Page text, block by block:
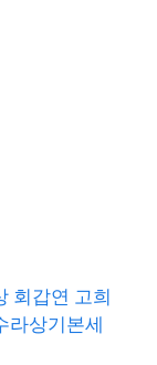
회갑연 고희
라상기본세